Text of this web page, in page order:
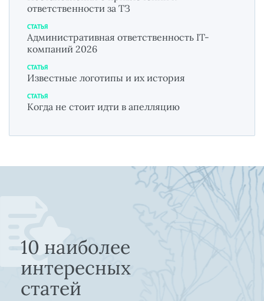
ответственности за ТЗ
СТАТЬЯ
Административная ответственность IT-
компаний 2026
СТАТЬЯ
Известные логотипы и их история
СТАТЬЯ
Когда не стоит идти в апелляцию
10 наиболее
интересных
статей